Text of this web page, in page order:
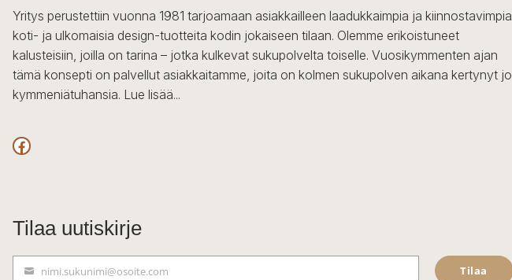
Yritys perustettiin vuonna 1981 tarjoamaan asiakkailleen laadukkaimpia ja kiinnostavimpia
koti- ja ulkomaisia design-tuotteita kodin jokaiseen tilaan. Olemme erikoistuneet
kalusteisiin, joilla on tarina – jotka kulkevat sukupolvelta toiselle. Vuosikymmenten ajan
tämä konsepti on palvellut asiakkaitamme, joita on kolmen sukupolven aikana kertynyt jo
kymmeniätuhansia. Lue lisää...
Facebook
Tilaa uutiskirje
nimi.sukunimi@osoite.com Tilaa